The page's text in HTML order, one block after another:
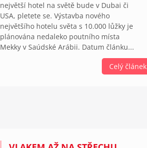
největší hotel na světě bude v Dubai či
USA, pletete se. Výstavba nového
největšího hotelu světa s 10.000 lůžky je
plánována nedaleko poutního místa
Mekky v Saúdské Arábii. Datum článku...
Celý článek